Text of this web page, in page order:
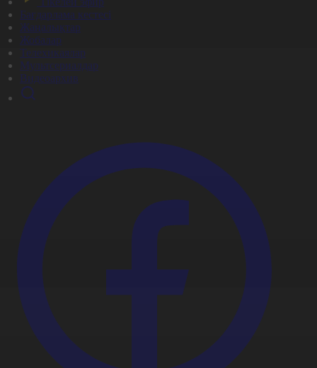
Бағдарлама кестесі
Жаңалықтар
Жобалар
Телехикаялар
Мультсериалдар
Видеоархив